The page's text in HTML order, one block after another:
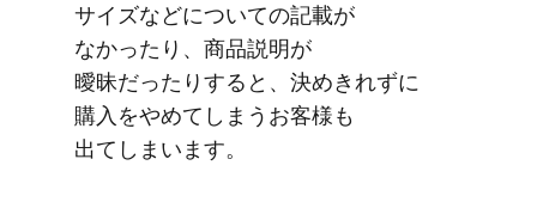
サイズなどに​ついての​記載が​
なかったり、​商品説明が​
曖昧だったりすると、​決めきれずに​
購入を​やめてしまう​お客様も​
出てしまいます。